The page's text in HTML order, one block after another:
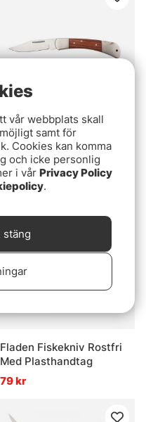
Hurricane Fällkniv
klassisk
119 kr
Fladen Fiskekniv Rostfri
Med Plasthandtag
79 kr
vår webbplats skall
samt för
Cookies kan komma
och icke personlig
i vår Privacy Policy
.
stäng